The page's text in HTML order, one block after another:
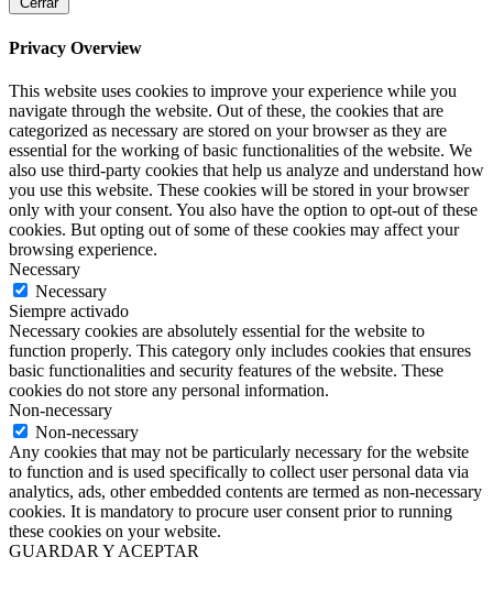
Privacy Overview
This website uses cookies to improve your experience while you
navigate through the website. Out of these, the cookies that are
categorized as necessary are stored on your browser as they are
essential for the working of basic functionalities of the website. We
also use third-party cookies that help us analyze and understand how
you use this website. These cookies will be stored in your browser
only with your consent. You also have the option to opt-out of these
cookies. But opting out of some of these cookies may affect your
browsing experience.
Necessary
Necessary
Siempre activado
Necessary cookies are absolutely essential for the website to
function properly. This category only includes cookies that ensures
basic functionalities and security features of the website. These
cookies do not store any personal information.
Non-necessary
Non-necessary
Any cookies that may not be particularly necessary for the website
to function and is used specifically to collect user personal data via
analytics, ads, other embedded contents are termed as non-necessary
cookies. It is mandatory to procure user consent prior to running
these cookies on your website.
GUARDAR Y ACEPTAR